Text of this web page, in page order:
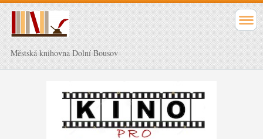
Městská knihovna Dolní Bousov